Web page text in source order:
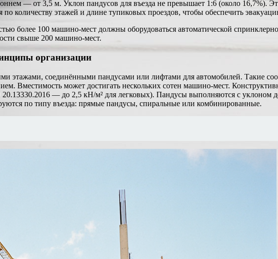
— от 3,5 м. Уклон пандусов для въезда не превышает 1:6 (около 16,7%).
количеству этажей и длине тупиковых проездов, чтобы обеспечить
более 100 машино-мест должны оборудоваться автоматической
свыше 200 машино-мест.
организации
этажами, соединёнными пандусами или лифтами для автомобилей. Такие
Вместимость может достигать нескольких сотен машино-мест.
— до 2,5 кН/м² для легковых). Пандусы выполняются с уклоном
по типу въезда: прямые пандусы, спиральные или комбинированные.